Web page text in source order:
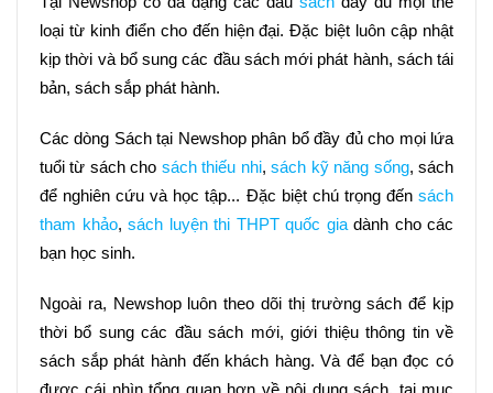
loại từ kinh điển cho đến hiện đại. Đặc biệt luôn cập nhật
kịp thời và bổ sung các đầu sách mới phát hành, sách tái
bản, sách sắp phát hành.
Các dòng Sách tại Newshop phân bổ đầy đủ cho mọi lứa
tuổi từ sách cho sách thiếu nhi, sách kỹ năng sống, sách
để nghiên cứu và học tập... Đặc biệt chú trọng đến sách
tham khảo, sách luyện thi THPT quốc gia dành cho các
bạn học sinh.
Ngoài ra, Newshop luôn theo dõi thị trường sách để kịp
thời bổ sung các đầu sách mới, giới thiệu thông tin về
sách sắp phát hành đến khách hàng. Và để bạn đọc có